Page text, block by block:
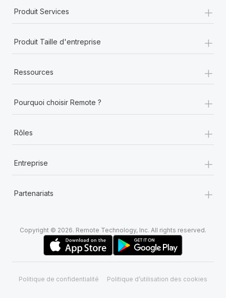
Produit Services +
Produit Taille d'entreprise +
Ressources +
Pourquoi choisir Remote ? +
Rôles +
Entreprise +
Partenariats +
Copyright © 2026. Remote Technology, Inc. All rights reserved.
Politique de confidentialité Politique d’utilisation des cookies